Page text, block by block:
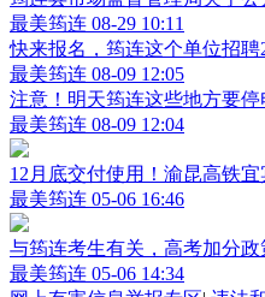
最美筠连 08-29 10:11
快来报名，筠连这个单位招聘
最美筠连 08-09 12:05
注意！明天筠连这些地方要停
最美筠连 08-09 12:04
12月底交付使用！渝昆高铁
最美筠连 05-06 16:46
与筠连考生有关，高考加分政
最美筠连 05-06 14:34